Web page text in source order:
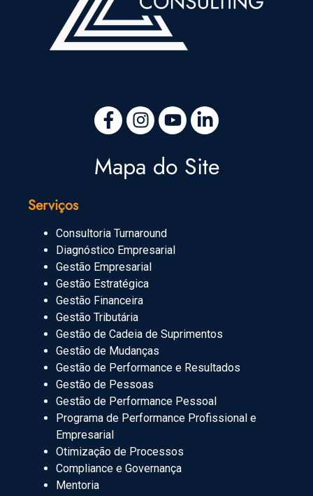
Mapa do Site
Serviços
Consultoria Turnaround
Diagnóstico Empresarial
Gestão Empresarial
Gestão Estratégica
Gestão Financeira
Gestão Tributária
Gestão de Cadeia de Suprimentos
Gestão de Mudanças
Gestão de Performance e Resultados
Gestão de Pessoas
Gestão de Performance Pessoal
Programa de Performance Profissional e
Empresarial
Otimização de Processos
Compliance e Governança
Mentoria